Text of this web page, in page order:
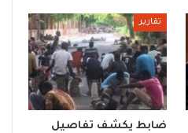
تقارير
ضابط يكشف تفاصيل